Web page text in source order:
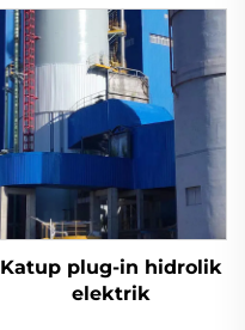
Katup plug-in hidrolik
elektrik